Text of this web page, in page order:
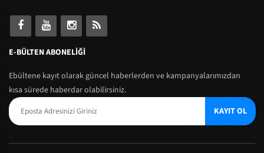
E-BÜLTEN ABONELİĞİ
Ebültene kayıt olarak güncel haberlerden ve kampanyalarımızdan
kısa sürede haberdar olabilirsiniz.
KAYIT OL